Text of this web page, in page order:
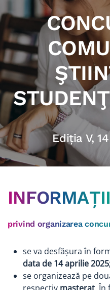
Ediția V,
INFORMAȚII
privind organizarea
se va desfășura în
data de 14 aprilie
se organizează pe